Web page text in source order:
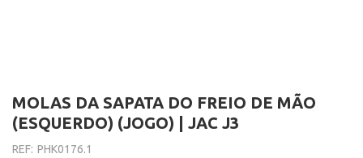
MOLAS DA SAPATA DO FREIO DE MÃO
(ESQUERDO) (JOGO) | JAC J3
REF: PHK0176.1